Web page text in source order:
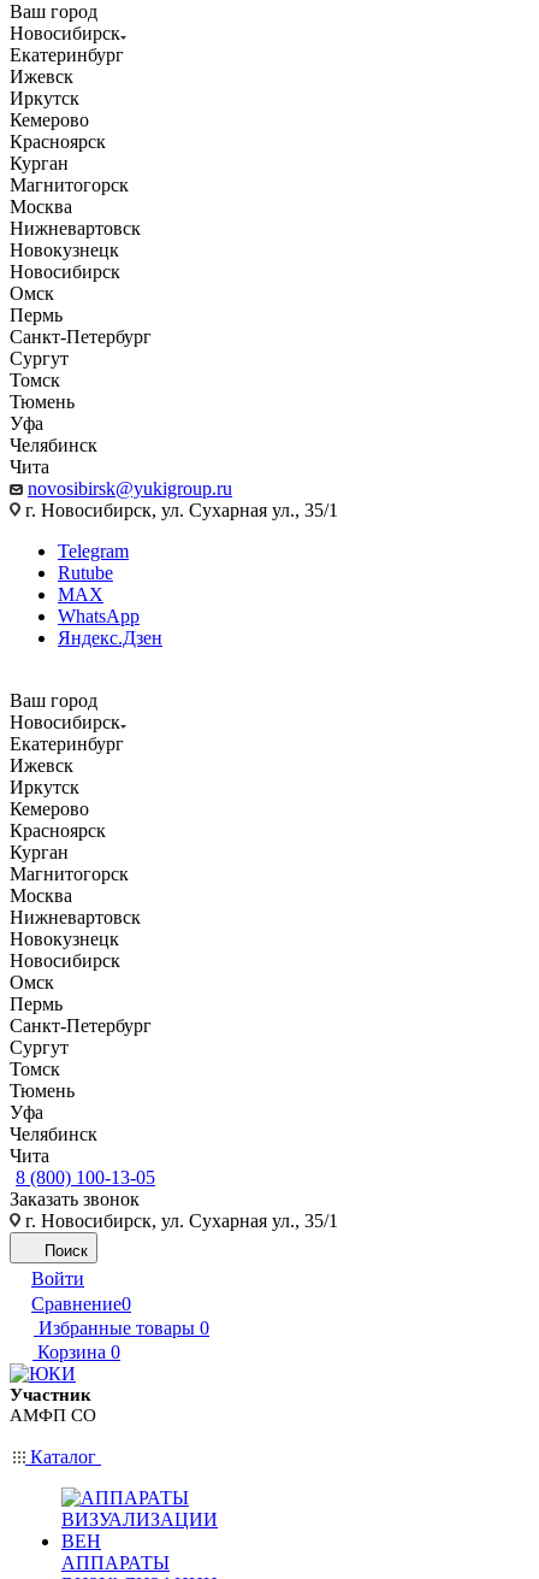
Ваш город
Новосибирск
Екатеринбург
Ижевск
Иркутск
Кемерово
Красноярск
Курган
Магнитогорск
Москва
Нижневартовск
Новокузнецк
Новосибирск
Омск
Пермь
Санкт-Петербург
Сургут
Томск
Тюмень
Уфа
Челябинск
Чита
novosibirsk@yukigroup.ru
г. Новосибирск, ул. Сухарная ул., 35/1
Telegram
Rutube
MAX
WhatsApp
Яндекс.Дзен
Ваш город
Новосибирск
Екатеринбург
Ижевск
Иркутск
Кемерово
Красноярск
Курган
Магнитогорск
Москва
Нижневартовск
Новокузнецк
Новосибирск
Омск
Пермь
Санкт-Петербург
Сургут
Томск
Тюмень
Уфа
Челябинск
Чита
8 (800) 100-13-05
Заказать звонок
г. Новосибирск, ул. Сухарная ул., 35/1
Поиск
Войти
Сравнение0
Избранные товары 0
Корзина 0
Участник
АМФП СО
Каталог
АППАРАТЫ